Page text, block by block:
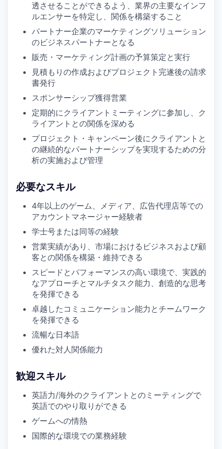
透させることができるよう、業界の主要なインフ
ルエンサーを特定し、関係を構築すること
パートナー企業のマーケティングソリューション
のビジネスパートナーとなる
販売・マーケティング計画の予算策定と実行
見積もりの作成およびプロジェクト完遂後の請求
書発行
スポンサーシップ獲得営業
定期的にクライアントミーティングに参加し、ク
ライアントとの関係を深める
プロジェクト・キャンペーン後にクライアントと
の継続的なパートナーシップを実現するための分
析の実施および管理
必要なスキル
4年以上のゲーム、メディア、広告代理店等での
アカウントマネージャー経験者
学士号または同等の経験
営業実績があり、市場におけるビジネスおよび顧
客との関係を構築・維持できる
スピードとパフォーマンスの高い環境で、実践的
なアプローチとマルチタスク能力、創造的な思考
を発揮できる
卓越したコミュニケーション能力とチームワーク
を発揮できる
流暢な日本語
優れた対人関係能力
歓迎スキル
英語力/海外のクライアントとのミーティングで
英語でのやり取りができる
ゲームへの情熱
国際的な環境での業務経験